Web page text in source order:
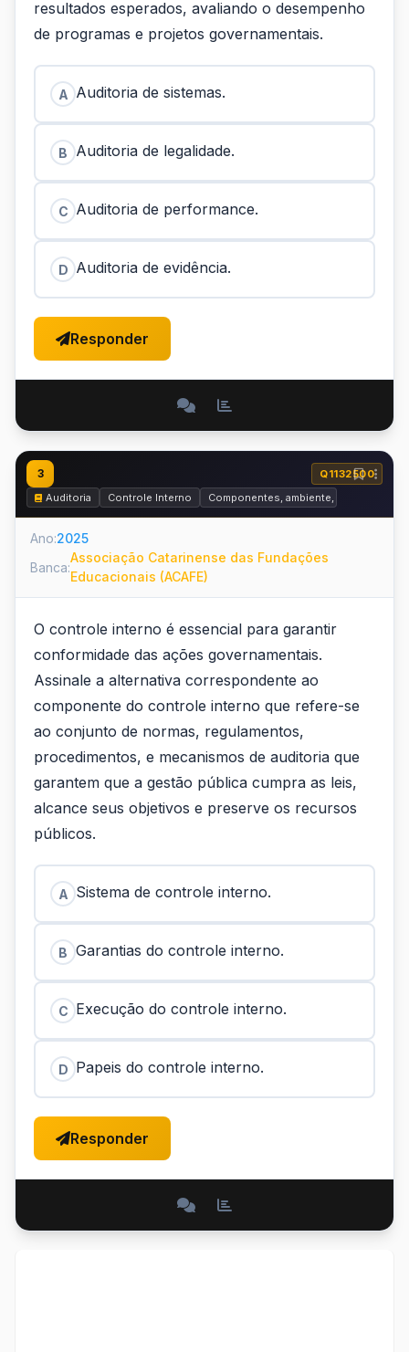
resultados esperados, avaliando o desempenho
de programas e projetos governamentais.
A Auditoria de sistemas.
B Auditoria de legalidade.
C Auditoria de performance.
D Auditoria de evidência.
Responder
3
Q1132500
Auditoria
Controle Interno Componentes, ambiente, propósitos e
Ano:2025
Banca:
Associação Catarinense das Fundações
Educacionais (ACAFE)
O controle interno é essencial para garantir
conformidade das ações governamentais.
Assinale a alternativa correspondente ao
componente do controle interno que refere-se
ao conjunto de normas, regulamentos,
procedimentos, e mecanismos de auditoria que
garantem que a gestão pública cumpra as leis,
alcance seus objetivos e preserve os recursos
públicos.
A Sistema de controle interno.
B Garantias do controle interno.
C Execução do controle interno.
D Papeis do controle interno.
Responder